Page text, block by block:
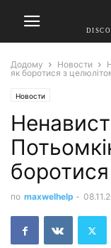
Додому Новости
як боротися з
Новости
по maxwelhelp -